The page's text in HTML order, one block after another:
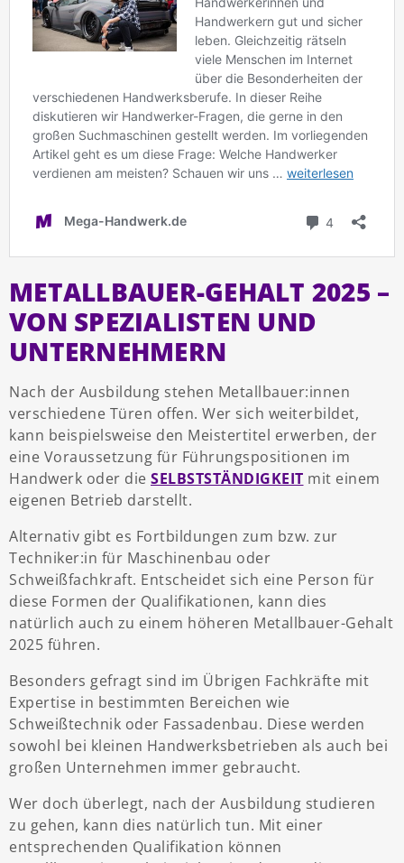
METALLBAUER-GEHALT 2025 –
VON SPEZIALISTEN UND
UNTERNEHMERN
Nach der Ausbildung stehen Metallbauer:innen
verschiedene Türen offen. Wer sich weiterbildet,
kann beispielsweise den Meistertitel erwerben, der
eine Voraussetzung für Führungspositionen im
Handwerk oder die SELBSTSTÄNDIGKEIT mit einem
eigenen Betrieb darstellt.
Alternativ gibt es Fortbildungen zum bzw. zur
Techniker:in für Maschinenbau oder
Schweißfachkraft. Entscheidet sich eine Person für
diese Formen der Qualifikationen, kann dies
natürlich auch zu einem höheren Metallbauer-Gehalt
2025 führen.
Besonders gefragt sind im Übrigen Fachkräfte mit
Expertise in bestimmten Bereichen wie
Schweißtechnik oder Fassadenbau. Diese werden
sowohl bei kleinen Handwerksbetrieben als auch bei
großen Unternehmen immer gebraucht.
Wer doch überlegt, nach der Ausbildung studieren
zu gehen, kann dies natürlich tun. Mit einer
entsprechenden Qualifikation können